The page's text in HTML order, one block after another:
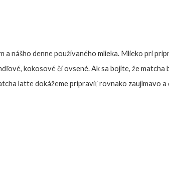
nášho denne používaného mlieka. Mlieko pri
kokosové či ovsené.Ak sa bojíte, že matcha
latte dokážeme pripraviť rovnako zaujímavo a